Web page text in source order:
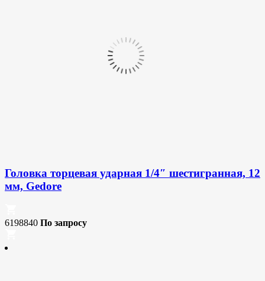
Головка торцевая ударная 1/4″ шестигранная, 12
мм, Gedore
6198840 По запросу